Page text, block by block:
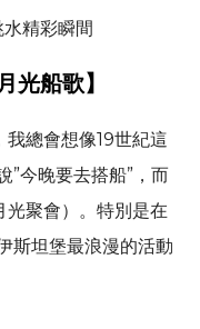
精彩瞬間
光船歌】
總會想像19世紀這
”今晚要去搭船”，而
聚會）。特別是在
斯坦堡最浪漫的活動